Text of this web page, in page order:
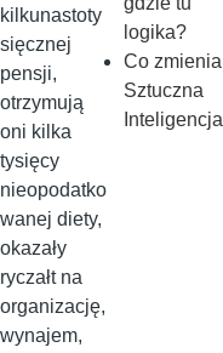
kilkunastoty
sięcznej
pensji,
otrzymują
oni kilka
tysięcy
nieopodatko
wanej diety,
okazały
ryczałt na
organizację,
wynajem,
logika?
Co zmienia
Sztuczna
Inteligencja